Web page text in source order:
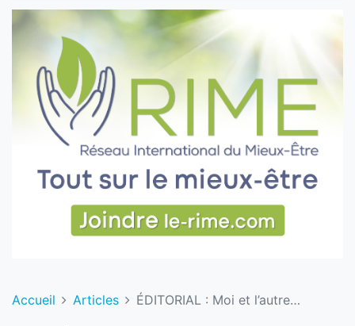
Accueil Articles ÉDITORIAL : Moi et l’autre…